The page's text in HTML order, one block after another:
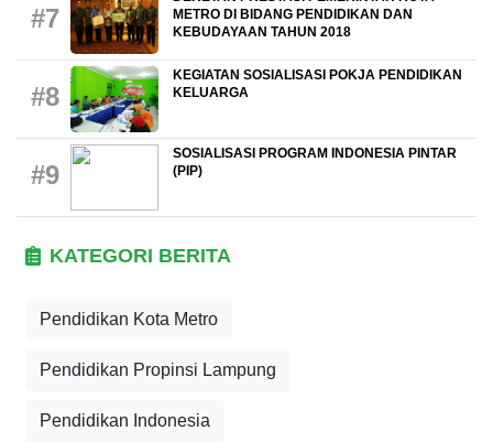
#7
METRO DI BIDANG PENDIDIKAN DAN
KEBUDAYAAN TAHUN 2018
#8
KEGIATAN SOSIALISASI POKJA PENDIDIKAN
KELUARGA
#9
SOSIALISASI PROGRAM INDONESIA PINTAR
(PIP)
KATEGORI BERITA
Pendidikan Kota Metro
Pendidikan Propinsi Lampung
Pendidikan Indonesia